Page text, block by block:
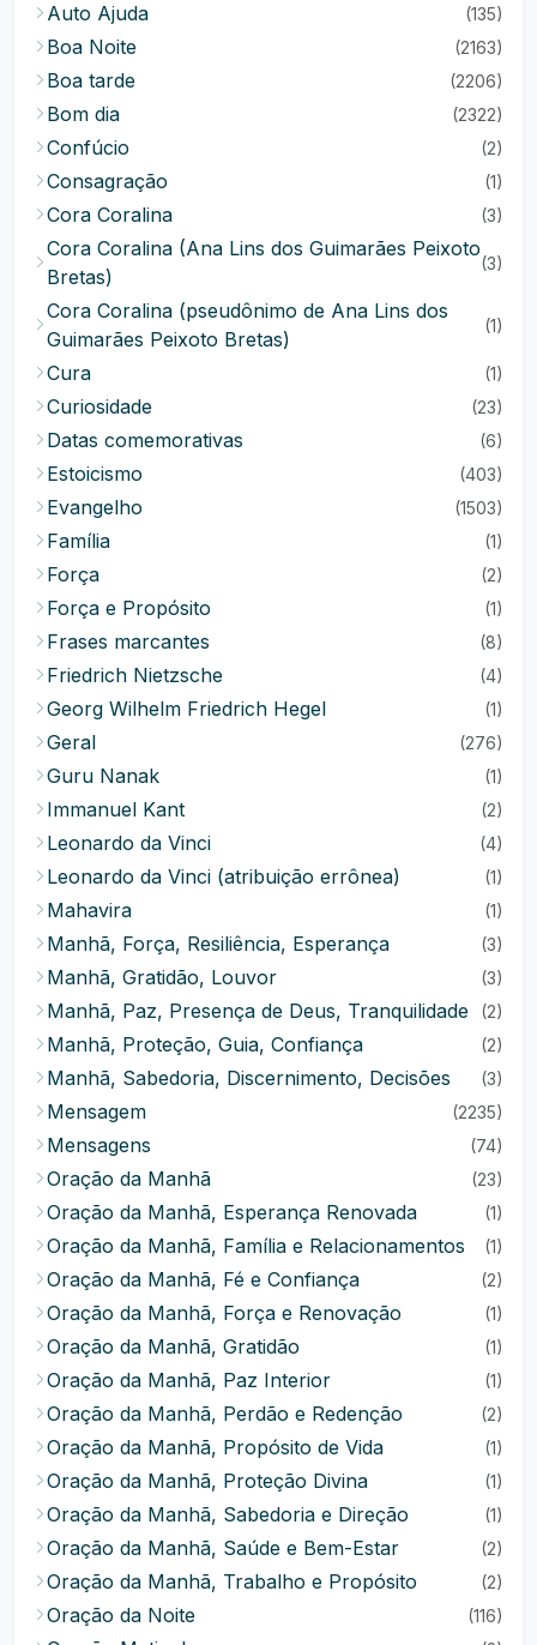
Auto Ajuda (135)
Boa Noite (2163)
Boa tarde (2206)
Bom dia (2322)
Confúcio (2)
Consagração (1)
Cora Coralina (3)
Cora Coralina (Ana Lins dos Guimarães Peixoto
Bretas)
(3)
Cora Coralina (pseudônimo de Ana Lins dos
Guimarães Peixoto Bretas)
(1)
Cura (1)
Curiosidade (23)
Datas comemorativas (6)
Estoicismo (403)
Evangelho (1503)
Família (1)
Força (2)
Força e Propósito (1)
Frases marcantes (8)
Friedrich Nietzsche (4)
Georg Wilhelm Friedrich Hegel (1)
Geral (276)
Guru Nanak (1)
Immanuel Kant (2)
Leonardo da Vinci (4)
Leonardo da Vinci (atribuição errônea) (1)
Mahavira (1)
Manhã, Força, Resiliência, Esperança (3)
Manhã, Gratidão, Louvor (3)
Manhã, Paz, Presença de Deus, Tranquilidade (2)
Manhã, Proteção, Guia, Confiança (2)
Manhã, Sabedoria, Discernimento, Decisões (3)
Mensagem (2235)
Mensagens (74)
Oração da Manhã (23)
Oração da Manhã, Esperança Renovada (1)
Oração da Manhã, Família e Relacionamentos (1)
Oração da Manhã, Fé e Confiança (2)
Oração da Manhã, Força e Renovação (1)
Oração da Manhã, Gratidão (1)
Oração da Manhã, Paz Interior (1)
Oração da Manhã, Perdão e Redenção (2)
Oração da Manhã, Propósito de Vida (1)
Oração da Manhã, Proteção Divina (1)
Oração da Manhã, Sabedoria e Direção (1)
Oração da Manhã, Saúde e Bem-Estar (2)
Oração da Manhã, Trabalho e Propósito (2)
Oração da Noite (116)